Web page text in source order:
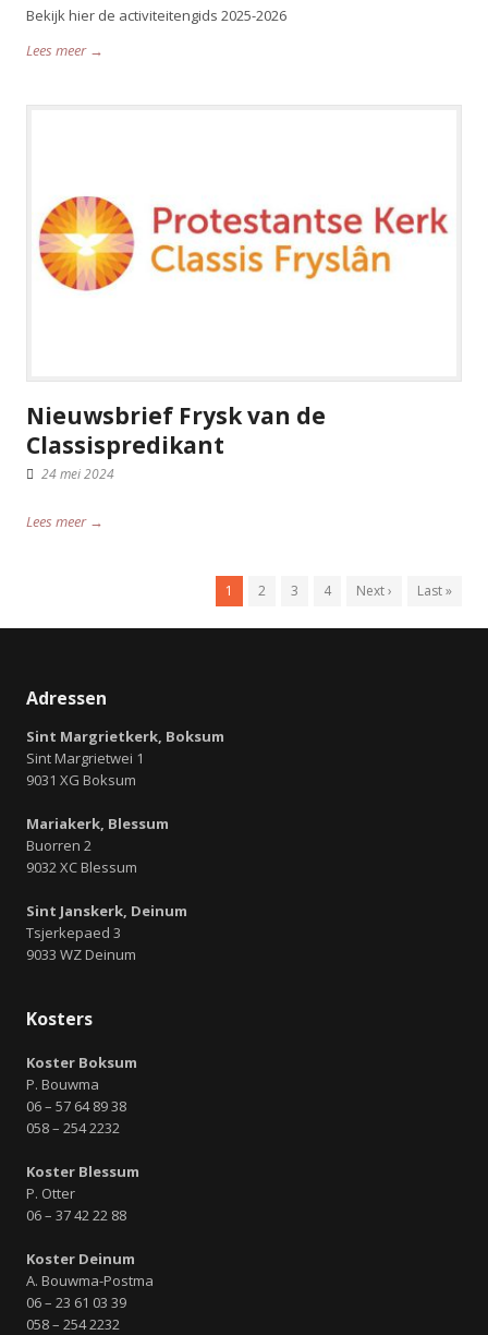
Bekijk hier de activiteitengids 2025-2026
Lees meer →
Nieuwsbrief Frysk van de
Classispredikant
24 mei 2024
Lees meer →
1 2 3 4 Next › Last »
Adressen
Sint Margrietkerk, Boksum
Sint Margrietwei 1
9031 XG Boksum
Mariakerk, Blessum
Buorren 2
9032 XC Blessum
Sint Janskerk, Deinum
Tsjerkepaed 3
9033 WZ Deinum
Kosters
Koster Boksum
P. Bouwma
06 – 57 64 89 38
058 – 254 2232
Koster Blessum
P. Otter
06 – 37 42 22 88
Koster Deinum
A. Bouwma-Postma
06 – 23 61 03 39
058 – 254 2232